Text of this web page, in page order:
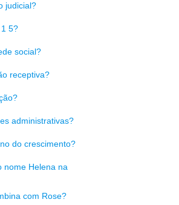
judicial?
5?
social?
receptiva?
administrativas?
do crescimento?
nome Helena na
com Rose?